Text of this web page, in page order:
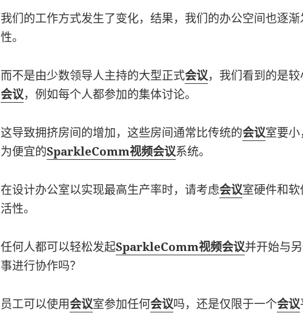
我们的工作方式发生了变化，结果，我们的办公空间也逐
性。
而不是由少数领导人主持的大型正式会议，我们看到的是
会议，例如每个人都参加的集体讨论。
这导致拥挤房间的增加，这些房间通常比传统的会议室要
为便宜的SparkleComm视频会议系统。
在设计办公室以实现最高生产率时，请考虑会议室硬件和
活性。
任何人都可以轻松发起SparkleComm视频会议并开始与
事进行协作吗？
员工可以使用会议室参加任何会议吗，还是仅限于一个会议